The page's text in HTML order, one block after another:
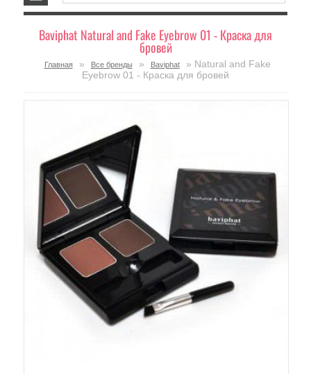
Baviphat Natural and Fake Eyebrow 01 - Краска для
бровей
Главная » Все бренды » Baviphat
» Natural and Fake
Eyebrow 01 - Краска для бровей